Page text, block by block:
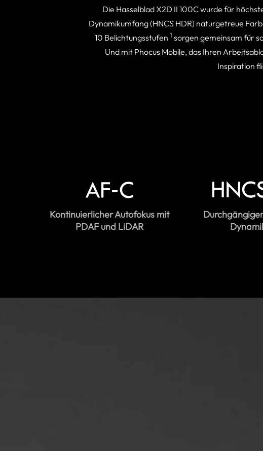
Die Hasselblad X2D II 100C wurde für
Dynamikumfang (HNCS HDR) naturgetreue
10 Belichtungsstufen 1 sorgen gemeinsam für
Und mit Phocus Mobile, das Ihren
Inspiration
Kontinuierlicher Autofokus mit
PDAF und LiDAR